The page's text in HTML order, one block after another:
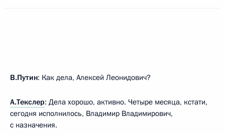
В.Путин: Как дела, Алексей Леонидович?
А.Текслер: Дела хорошо, активно. Четыре месяца, кстати,
сегодня исполнилось, Владимир Владимирович,
с назначения.